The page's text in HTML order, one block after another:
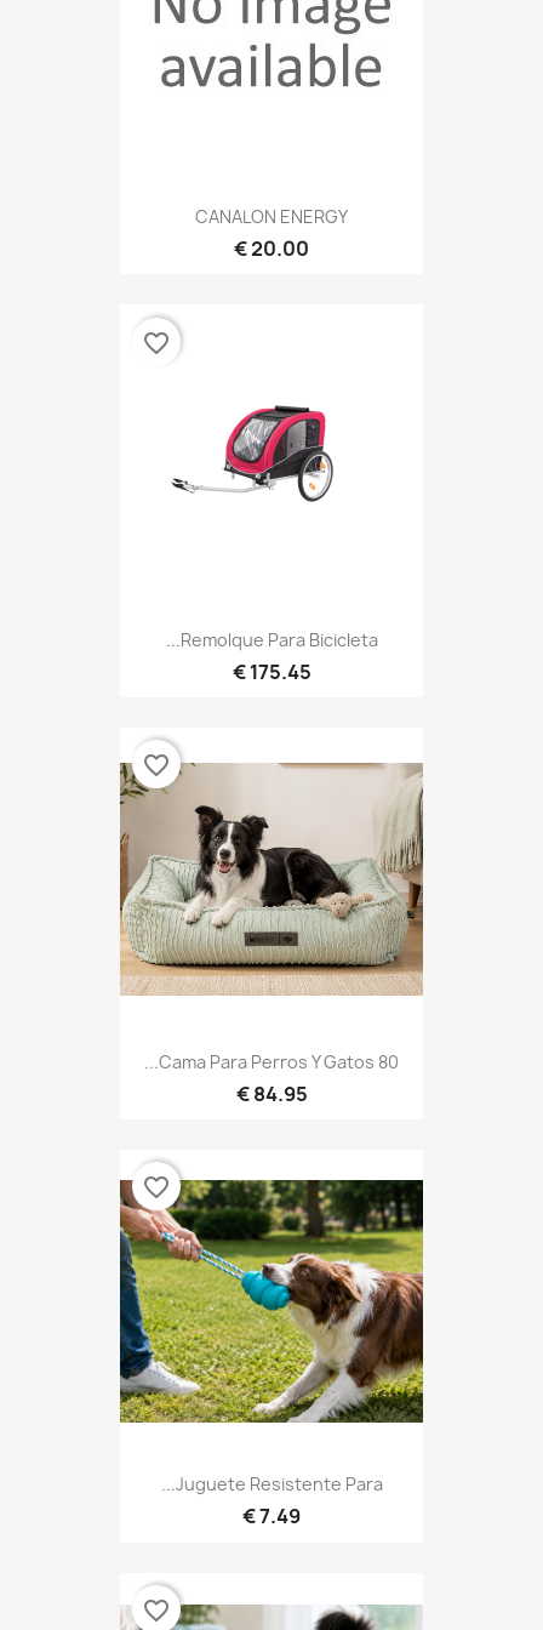
CANALON ENERGY
20.00 €
Remolque Para Bicicleta...
175.45 €
favorite_border
Cama Para Perros Y Gatos 80...
84.95 €
favorite_border
Juguete Resistente Para...
7.49 €
favorite_border
favorite_border